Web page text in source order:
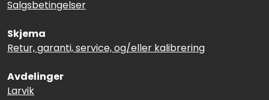
Salgsbetingelser
Skjema
Retur, garanti, service, og/eller kalibrering
Avdelinger
Larvik